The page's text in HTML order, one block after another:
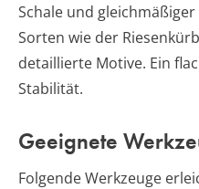
Schale und
Sorten wie der
detaillierte Motive. Ein
Stabilität.
Geeignete
Folgende Werkzeuge